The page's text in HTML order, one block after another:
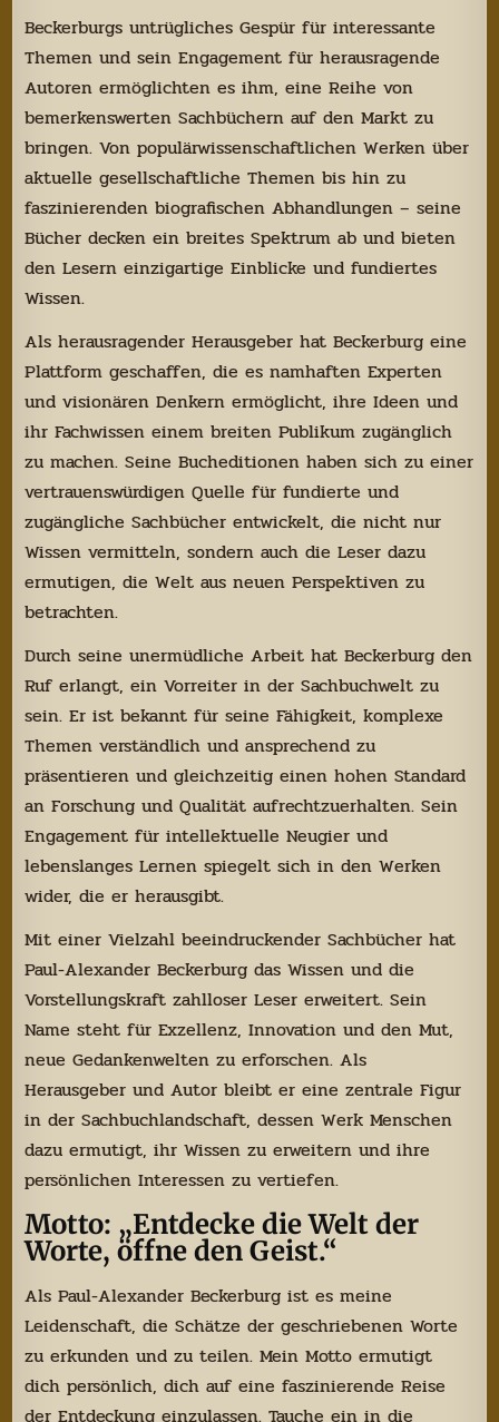
Beckerburgs untrügliches Gespür für interessante
Themen und sein Engagement für herausragende
Autoren ermöglichten es ihm, eine Reihe von
bemerkenswerten Sachbüchern auf den Markt zu
bringen. Von populärwissenschaftlichen Werken über
aktuelle gesellschaftliche Themen bis hin zu
faszinierenden biografischen Abhandlungen – seine
Bücher decken ein breites Spektrum ab und bieten
den Lesern einzigartige Einblicke und fundiertes
Wissen.
Als herausragender Herausgeber hat Beckerburg eine
Plattform geschaffen, die es namhaften Experten
und visionären Denkern ermöglicht, ihre Ideen und
ihr Fachwissen einem breiten Publikum zugänglich
zu machen. Seine Bucheditionen haben sich zu einer
vertrauenswürdigen Quelle für fundierte und
zugängliche Sachbücher entwickelt, die nicht nur
Wissen vermitteln, sondern auch die Leser dazu
ermutigen, die Welt aus neuen Perspektiven zu
betrachten.
Durch seine unermüdliche Arbeit hat Beckerburg den
Ruf erlangt, ein Vorreiter in der Sachbuchwelt zu
sein. Er ist bekannt für seine Fähigkeit, komplexe
Themen verständlich und ansprechend zu
präsentieren und gleichzeitig einen hohen Standard
an Forschung und Qualität aufrechtzuerhalten. Sein
Engagement für intellektuelle Neugier und
lebenslanges Lernen spiegelt sich in den Werken
wider, die er herausgibt.
Mit einer Vielzahl beeindruckender Sachbücher hat
Paul-Alexander Beckerburg das Wissen und die
Vorstellungskraft zahlloser Leser erweitert. Sein
Name steht für Exzellenz, Innovation und den Mut,
neue Gedankenwelten zu erforschen. Als
Herausgeber und Autor bleibt er eine zentrale Figur
in der Sachbuchlandschaft, dessen Werk Menschen
dazu ermutigt, ihr Wissen zu erweitern und ihre
persönlichen Interessen zu vertiefen.
Motto: „Entdecke die Welt der
Worte, öffne den Geist.“
Als Paul-Alexander Beckerburg ist es meine
Leidenschaft, die Schätze der geschriebenen Worte
zu erkunden und zu teilen. Mein Motto ermutigt
dich persönlich, dich auf eine faszinierende Reise
der Entdeckung einzulassen. Tauche ein in die